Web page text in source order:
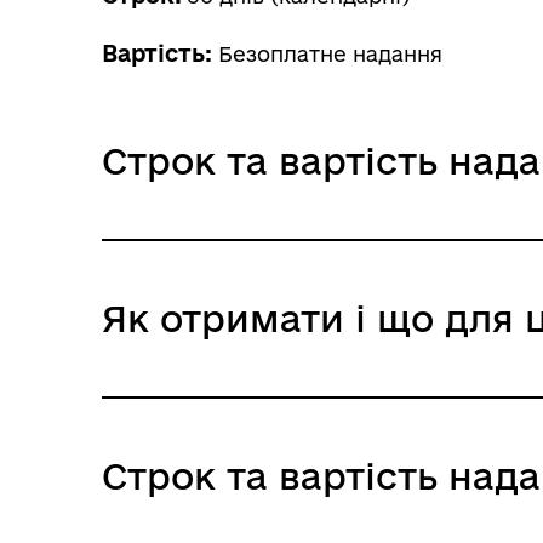
Вартість: Безоплатне надання
Строк та вартість
Адміністративний збір: Безоплатне
Строк надання: 30 днів (календарні)
Як отримати і що для
Районні, районні у місті Києві (у разі
Районні, районні у містах Києві та
Строк та вартість